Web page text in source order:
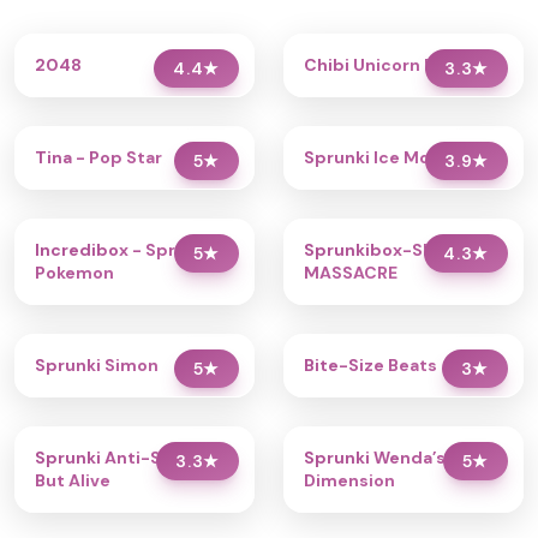
4.4★
2048 3.3★
Chibi Unicorn Dress Up
5★
Tina - Pop Star 3.9★
Sprunki Ice Mod - Aqua
5★
Incredibox - Sprunki
Pokemon
4.3★
Sprunkibox-Sky’s
MASSACRE
5★
Sprunki Simon 3★
Bite-Size Beats
3.3★
Sprunki Anti-Shifted
But Alive
5★
Sprunki Wenda’s
Dimension